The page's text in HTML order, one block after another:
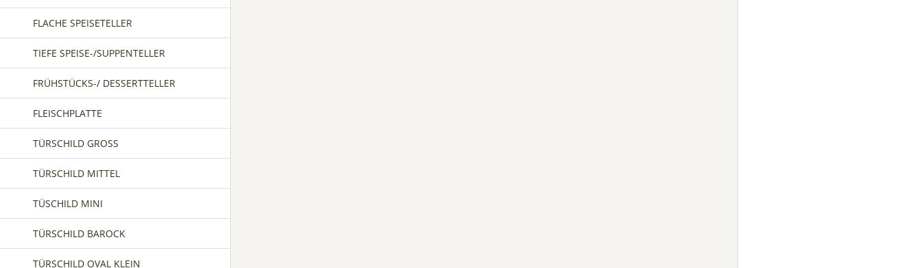
FLACHE SPEISETELLER
TIEFE SPEISE-/SUPPENTELLER
FRÜHSTÜCKS-/ DESSERTTELLER
FLEISCHPLATTE
TÜRSCHILD GROSS
TÜRSCHILD MITTEL
TÜSCHILD MINI
TÜRSCHILD BAROCK
TÜRSCHILD OVAL KLEIN